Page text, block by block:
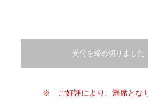
受付を締め切りました
※ ご好評により、満席とな